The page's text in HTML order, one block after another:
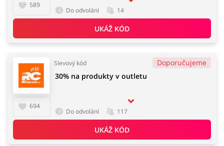
589
Do odvolání 14
UKÁŽ KÓD
Slevový kód Doporučujeme
694
30% na produkty v outletu
Do odvolání 117
UKÁŽ KÓD